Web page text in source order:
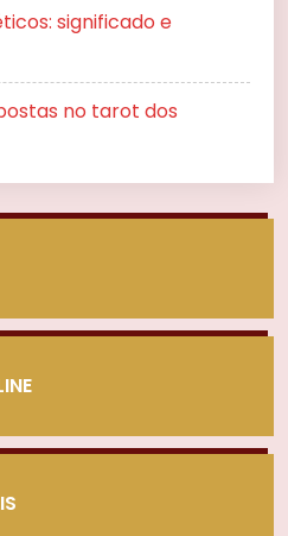
significado e
no tarot dos